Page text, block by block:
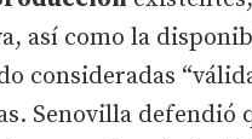
así como la
consideradas
Senovilla defendió